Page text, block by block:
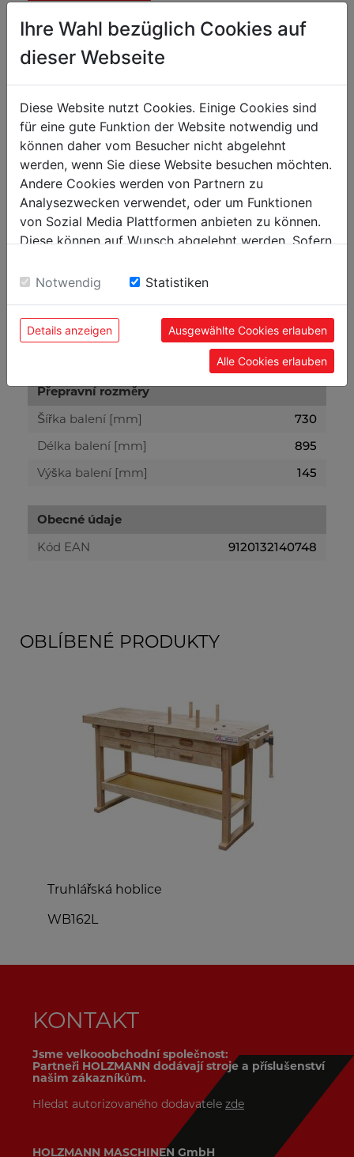
Technické parametry
Údaje o motoru
Napětí
230 V / 50 Hz
Obecné rozměry
Celkové rozměry [mm]
905 x 620 x 1390
Hmotnost
Brutto [kg]
47.50
Netto [kg]
43.50
Přepravní rozměry
Šířka balení [mm]
730
Délka balení [mm]
895
Výška balení [mm]
145
Obecné údaje
Kód EAN
9120132140748
OBLÍBENÉ PRODUKTY
Truhlářská hoblice
WB162L
KONTAKT
Jsme velkooobchodní společnost:
Partneři HOLZMANN dodávají stroje a příslušenství
našim zákazníkům.
Hledat autorizovaného dodavatele zde
HOLZMANN MASCHINEN GmbH
Ihre Wahl bezüglich Cookies auf
dieser Webseite
Diese Website nutzt Cookies. Einige Cookies sind
für eine gute Funktion der Website notwendig und
können daher vom Besucher nicht abgelehnt
werden, wenn Sie diese Website besuchen möchten.
Andere Cookies werden von Partnern zu
Analysezwecken verwendet, oder um Funktionen
von Sozial Media Plattformen anbieten zu können.
Diese können auf Wunsch abgelehnt werden. Sofern
Einwilligung zu unseren Cookies.
Notwendig Statistiken
Details anzeigen Ausgewählte Cookies erlauben
Alle Cookies erlauben